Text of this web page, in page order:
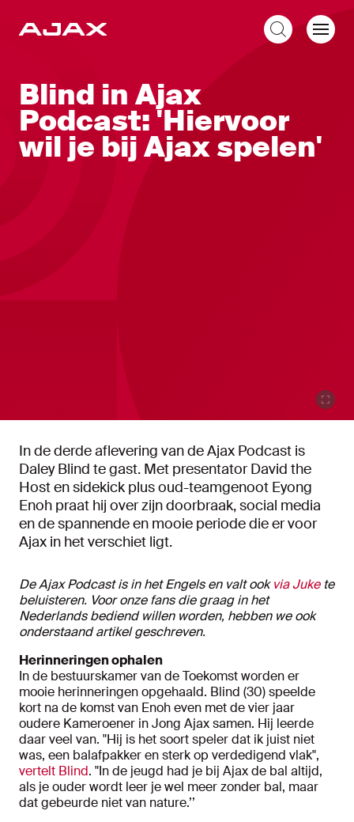
Blind in Ajax
Podcast: 'Hiervoor
wil je bij Ajax spelen'
In de derde aflevering van de Ajax Podcast is
Daley Blind te gast. Met presentator David the
Host en sidekick plus oud-teamgenoot Eyong
Enoh praat hij over zijn doorbraak, social media
en de spannende en mooie periode die er voor
Ajax in het verschiet ligt.
De Ajax Podcast is in het Engels en valt ookvia Jukete
beluisteren. Voor onze fans die graag in het
Nederlands bediend willen worden, hebben we ook
onderstaand artikel geschreven.
Herinneringen ophalen
In de bestuurskamer van de Toekomst worden er
mooie herinneringen opgehaald. Blind (30) speelde
kort na de komst van Enoh even met de vier jaar
oudere Kameroener in Jong Ajax samen. Hij leerde
daar veel van. "Hij is het soort speler dat ik juist niet
was, een balafpakker en sterk op verdedigend vlak",
vertelt Blind. "In de jeugd had je bij Ajax de bal altijd,
als je ouder wordt leer je wel meer zonder bal, maar
dat gebeurde niet van nature.’’